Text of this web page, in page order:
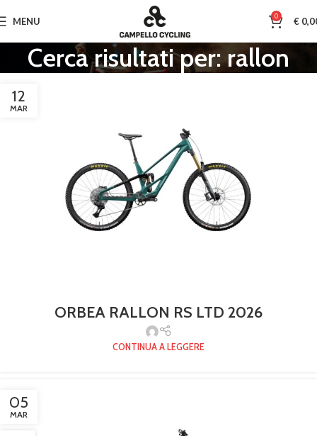
MENU 0 €
Cerca risultati per: rallon
12
MAR
ORBEA RALLON RS LTD 2026
CONTINUA A LEGGERE
05
MAR